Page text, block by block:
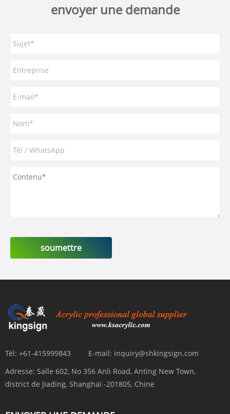
envoyer une demande
soumettre
Tél: +61-415999843 E-mail: inquiry@shkingsign.com
Adresse: Salle 602, No 356 Anli Road, Anting New Town,
district de Jiading, Shanghai -201805, Chine